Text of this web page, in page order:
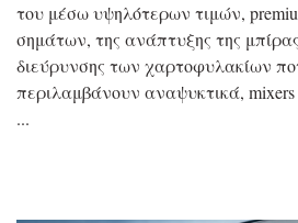
του μέσω υψηλότερων τιμών,
σημάτων, της ανάπτυξης της
διεύρυνσης των χαρτοφυλακίων
περιλαμβάνουν αναψυκτικά,